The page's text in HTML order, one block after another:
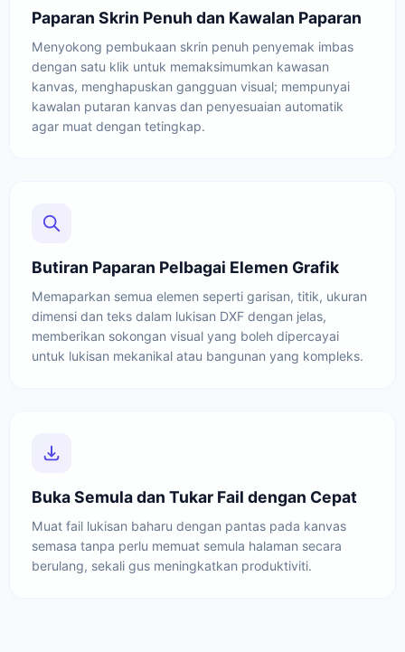
Paparan Skrin Penuh dan Kawalan Paparan
Menyokong pembukaan skrin penuh penyemak imbas
dengan satu klik untuk memaksimumkan kawasan
kanvas, menghapuskan gangguan visual; mempunyai
kawalan putaran kanvas dan penyesuaian automatik
agar muat dengan tetingkap.
Butiran Paparan Pelbagai Elemen Grafik
Memaparkan semua elemen seperti garisan, titik, ukuran
dimensi dan teks dalam lukisan DXF dengan jelas,
memberikan sokongan visual yang boleh dipercayai
untuk lukisan mekanikal atau bangunan yang kompleks.
Buka Semula dan Tukar Fail dengan Cepat
Muat fail lukisan baharu dengan pantas pada kanvas
semasa tanpa perlu memuat semula halaman secara
berulang, sekali gus meningkatkan produktiviti.